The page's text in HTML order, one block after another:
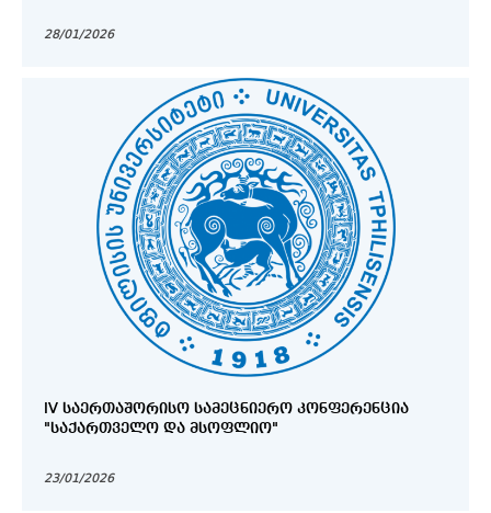
28/01/2026
IV ᲡᲐᲔᲠᲗᲐᲨᲝᲠᲘᲡᲝ ᲡᲐᲛᲔᲪᲜᲘᲔᲠᲝ ᲙᲝᲜᲤᲔᲠᲔᲜᲪᲘᲐ
"ᲡᲐᲥᲐᲠᲗᲕᲔᲚᲝ ᲓᲐ ᲛᲡᲝᲤᲚᲘᲝ"
23/01/2026